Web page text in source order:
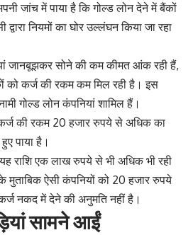
जांच में पाया है कि गोल्ड लोन देने में बैंकों
नियमों का घोर उल्लंघन किया जा रहा
जानबूझकर सोने की कम कीमत आंक रही हैं,
को कर्ज की रकम कम मिल रही है। इस
गोल्ड लोन कंपनियां शामिल हैं।
कर्ज की रकम 20 हजार रुपये से अधिक का
पाया है।
राशि एक लाख रुपये से भी अधिक भी रही
मुताबिक ऐसी कंपनियों को 20 हजार रुपये
नकद में देने की अनुमति नहीं है।
सामने आईं